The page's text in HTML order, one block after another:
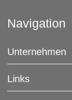
Navigation
Unternehmen
Links